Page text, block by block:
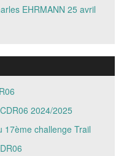
EHRMANN 25 avril
2024/2025
17ème challenge Trail